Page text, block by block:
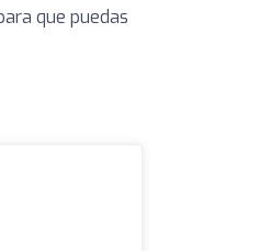
que puedas